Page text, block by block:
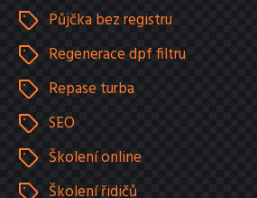
Půjčka bez registru
Regenerace dpf filtru
Repase turba
SEO
Školení online
Školení řidičů